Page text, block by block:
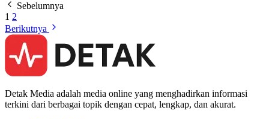
Sebelumnya
1 2
Berikutnya
Detak Media adalah media online yang menghadirkan informasi
terkini dari berbagai topik dengan cepat, lengkap, dan akurat.